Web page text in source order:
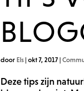
door Els |okt 7, 2017 |
Deze tips zijn